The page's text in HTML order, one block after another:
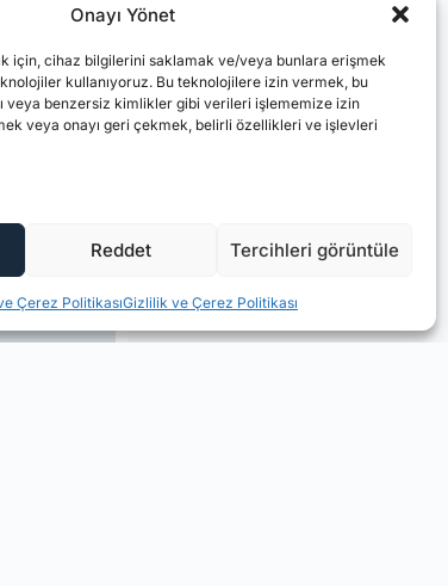
Onayı Yönet
için, cihaz bilgilerini saklamak ve/veya bunlara erişmek
kullanıyoruz. Bu teknolojilere izin vermek, bu
veya benzersiz kimlikler gibi verileri işlememize izin
veya onayı geri çekmek, belirli özellikleri ve işlevleri
Reddet Tercihleri görüntüle
Çerez PolitikasıGizlilik ve Çerez Politikası